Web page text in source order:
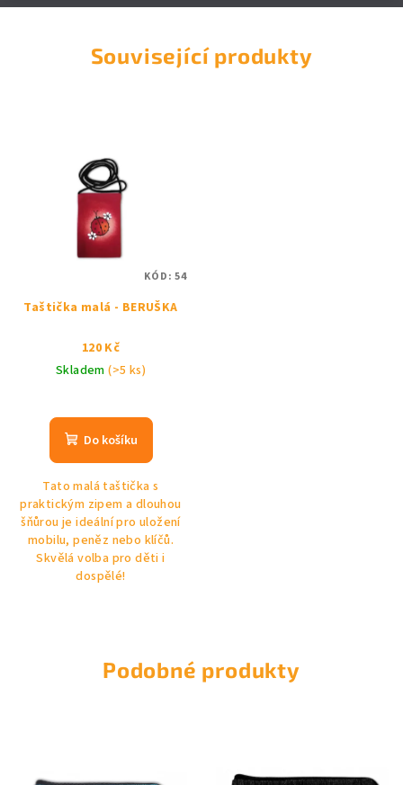
Související produkty
Taštička malá - BERUŠKA
120 Kč
Skladem(>5 ks)
Do košíku
Tato malá taštička s
praktickým zipem a dlouhou
šňůrou je ideální pro uložení
mobilu, peněz nebo klíčů.
Skvělá volba pro děti i
dospělé!
KÓD:54
Podobné produkty